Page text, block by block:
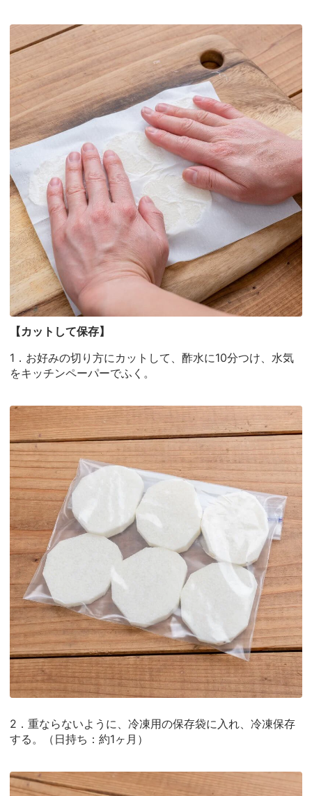
【カットして保存】
1．お好みの切り方にカットして、酢水に10分つけ、水気
をキッチンペーパーでふく。
2．重ならないように、冷凍用の保存袋に入れ、冷凍保存
する。（日持ち：約1ヶ月）